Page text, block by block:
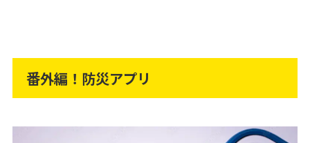
番外編！防災アプリ